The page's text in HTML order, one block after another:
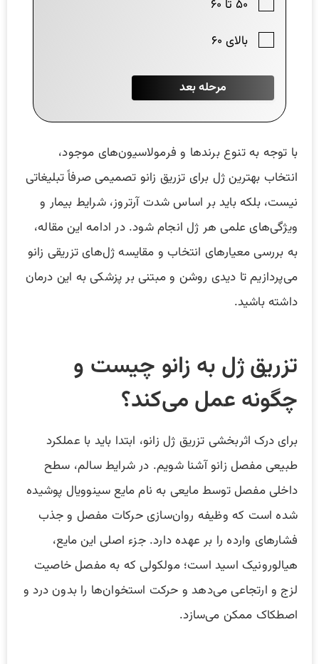
با توجه به تنوع برندها و فرمولاسیون‌های موجود،
انتخاب بهترین ژل برای تزریق زانو تصمیمی صرفاً تبلیغاتی
نیست، بلکه باید بر اساس شدت آرتروز، شرایط بیمار و
ویژگی‌های علمی هر ژل انجام شود. در ادامه این مقاله،
به بررسی معیارهای انتخاب و مقایسه ژل‌های تزریقی زانو
می‌پردازیم تا دیدی روشن و مبتنی بر پزشکی به این درمان
داشته باشید.
تزریق ژل به زانو چیست و
چگونه عمل می‌کند؟
برای درک اثربخشی تزریق ژل زانو، ابتدا باید با عملکرد
طبیعی مفصل زانو آشنا شویم. در شرایط سالم، سطح
داخلی مفصل توسط مایعی به نام مایع سینوویال پوشیده
شده است که وظیفه روان‌سازی حرکات مفصل و جذب
فشارهای وارده را بر عهده دارد. جزء اصلی این مایع،
هیالورونیک اسید است؛ مولکولی که به مفصل خاصیت
لزج و ارتجاعی می‌دهد و حرکت استخوان‌ها را بدون درد و
اصطکاک ممکن می‌سازد.